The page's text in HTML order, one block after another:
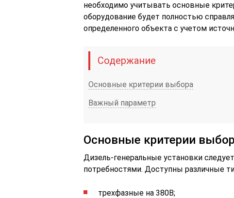
необходимо учитывать основные
оборудование будет полностью
определенного объекта с учетом
Содержание
Основные критерии выбора
Важный параметр
Основные критерии
Дизель-генеральные установки
потребностями. Доступны различные
трехфазные на 380B;